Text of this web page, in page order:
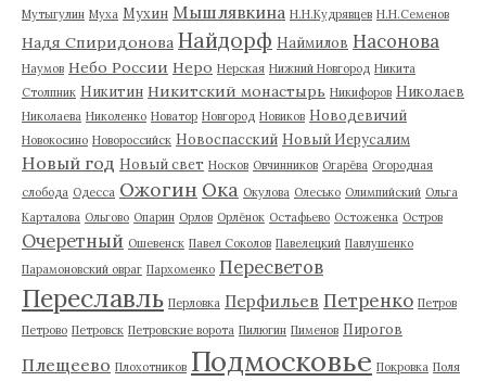
Мутыгулин Муха Мухин Мышлявкина Н.Н.Кудрявцев Н.Н.Семенов
Надя Спиридонова Найдорф Наймилов Насонова
Наумов Небо России Неро Нерская Нижний Новгород Никита
Столпник Никитин Никитский монастырь Никифоров Николаев
Николаева Николенко Новатор Новгород Новиков Новодевичий
Новокосино Новороссийск Новоспасский Новый Иерусалим
Новый год Новый свет Носков Овчинников Огарёва Огородная
слобода Одесса Ожогин Ока Окулова Олесько Олимпийский Ольга
Карталова Ольгово Опарин Орлов Орлёнок Остафьево Остоженка Остров
Очеретный Ошевенск Павел Соколов Павелецкий Павлушенко
Парамоновский овраг Пархоменко Пересветов
Переславль Перловка Перфильев Петренко Петров
Петрово Петровск Петровские ворота Пилюгин Пименов Пирогов
Плещеево Плохотников Подмосковье Покровка Поля